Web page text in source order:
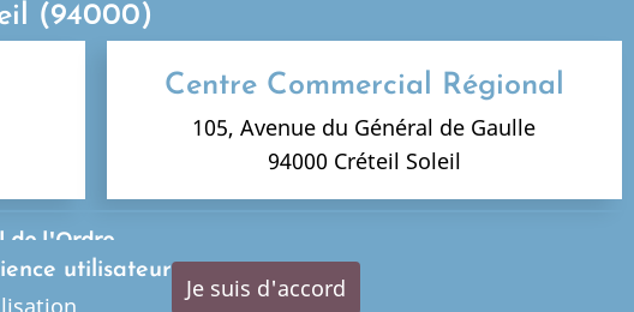
(94000)
Centre Commercial Régional
105, Avenue du Général de Gaulle
94000 Créteil Soleil
de l'Ordre
utilisateur
Je suis d'accord